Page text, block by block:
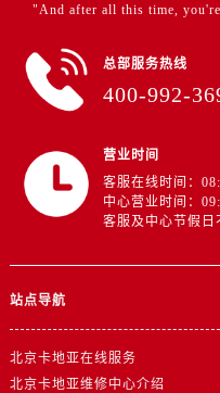
"And after all this time,
总部服务热线
400-992-
营业时间
客服在线时间：
中心营业时间：
客服及中心节假日
站点导航
北京卡地亚在线服务
北京卡地亚维修中心介绍